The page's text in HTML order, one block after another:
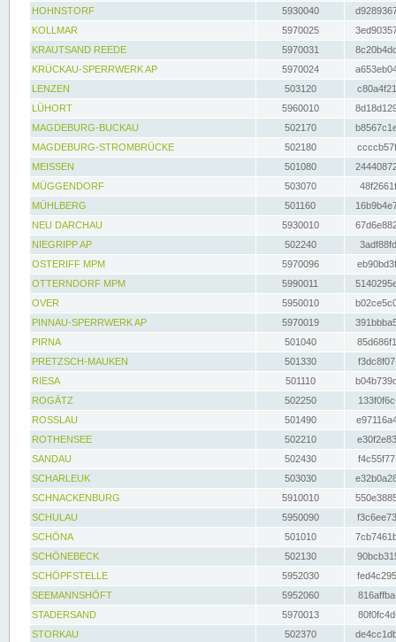
HOHNSTORF
5930040
KOLLMAR
5970025
KRAUTSAND REEDE
5970031
KRÜCKAU-SPERRWERK AP
5970024
LENZEN
503120
LÜHORT
5960010
MAGDEBURG-BUCKAU
502170
MAGDEBURG-STROMBRÜCKE
502180
MEISSEN
501080
MÜGGENDORF
503070
MÜHLBERG
501160
NEU DARCHAU
5930010
NIEGRIPP AP
502240
OSTERIFF MPM
5970096
OTTERNDORF MPM
5990011
OVER
5950010
PINNAU-SPERRWERK AP
5970019
PIRNA
501040
PRETZSCH-MAUKEN
501330
RIESA
501110
ROGÄTZ
502250
ROSSLAU
501490
ROTHENSEE
502210
SANDAU
502430
SCHARLEUK
503030
SCHNACKENBURG
5910010
SCHULAU
5950090
SCHÖNA
501010
SCHÖNEBECK
502130
SCHÖPFSTELLE
5952030
SEEMANNSHÖFT
5952060
STADERSAND
5970013
STORKAU
502370